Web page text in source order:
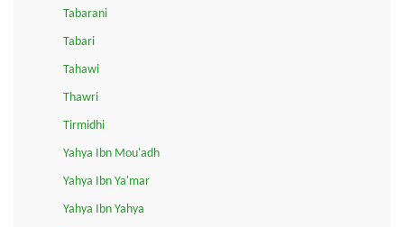
Tabarani
Tabari
Tahawi
Thawri
Tirmidhi
Yahya Ibn Mou'adh
Yahya Ibn Ya'mar
Yahya Ibn Yahya